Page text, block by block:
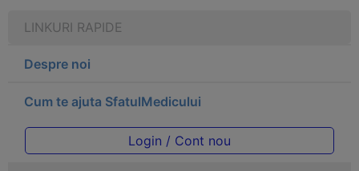
LINKURI RAPIDE
Despre noi
Cum te ajuta SfatulMedicului
Login / Cont nou